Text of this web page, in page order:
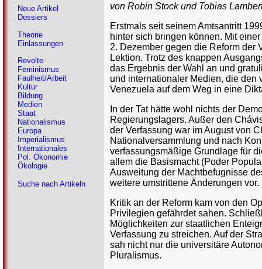
von Robin Stock und Tobias
Erstmals seit seinem Amtsantritt
hinter sich bringen können. Mit
2. Dezember gegen die Reform der
Lektion. Trotz des knappen
das Ergebnis der Wahl an und
und internationaler Medien, die den
Venezuela auf dem Weg in eine
In der Tat hätte wohl nichts der
Regierungslagers. Außer den
der Verfassung war im August von
Nationalversammlung und nach
verfassungsmäßige Grundlage für
allem die Basismacht (Poder
Ausweitung der Machtbefugnisse
weitere umstrittene Änderungen vor.
Kritik an der Reform kam von den
Privilegien gefährdet sahen.
Möglichkeiten zur staatlichen
Verfassung zu streichen. Auf der
sah nicht nur die universitäre
Pluralismus.
Neue Artikel
Dossiers
Theorie
Einlassungen
Revolte
Feminismus
Faulheit/Arbeit
Kultur
Bildung
Medien
Staat
Nationalismus
Europa
Imperialismus
Internationales
Pol. Ökonomie
Ökologie
Suche nach Artikeln